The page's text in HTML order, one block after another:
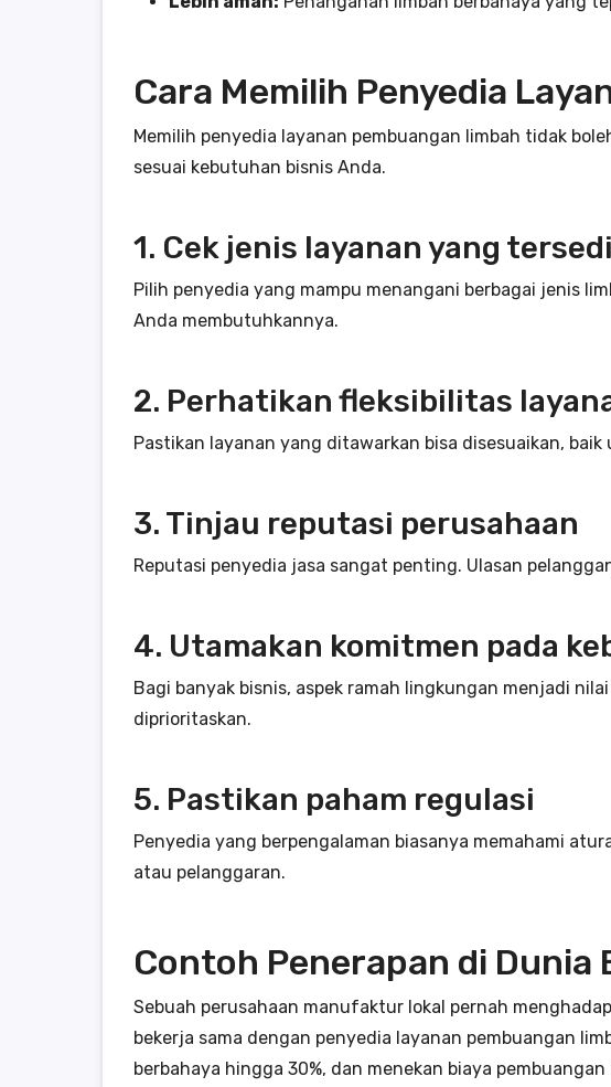
Cara Memilih Penyedia
Memilih penyedia layanan pembuangan limbah tidak
sesuai kebutuhan bisnis Anda.
1. Cek jenis layanan yang
Pilih penyedia yang mampu menangani berbagai jenis
Anda membutuhkannya.
2. Perhatikan fleksibilitas
Pastikan layanan yang ditawarkan bisa disesuaikan,
3. Tinjau reputasi perusahaan
Reputasi penyedia jasa sangat penting. Ulasan
4. Utamakan komitmen pada
Bagi banyak bisnis, aspek ramah lingkungan menjadi
diprioritaskan.
5. Pastikan paham regulasi
Penyedia yang berpengalaman biasanya memahami
atau pelanggaran.
Contoh Penerapan di Dunia
Sebuah perusahaan manufaktur lokal pernah
bekerja sama dengan penyedia layanan pembuangan
berbahaya hingga 30%, dan menekan biaya